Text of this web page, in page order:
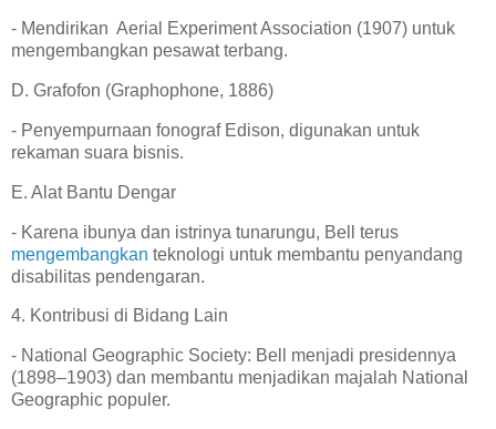
- Mendirikan Aerial Experiment Association (1907) untuk
mengembangkan pesawat terbang.
D. Grafofon (Graphophone, 1886)
- Penyempurnaan fonograf Edison, digunakan untuk
rekaman suara bisnis.
E. Alat Bantu Dengar
- Karena ibunya dan istrinya tunarungu, Bell terus
mengembangkan teknologi untuk membantu penyandang
disabilitas pendengaran.
4. Kontribusi di Bidang Lain
- National Geographic Society: Bell menjadi presidennya
(1898–1903) dan membantu menjadikan majalah National
Geographic populer.